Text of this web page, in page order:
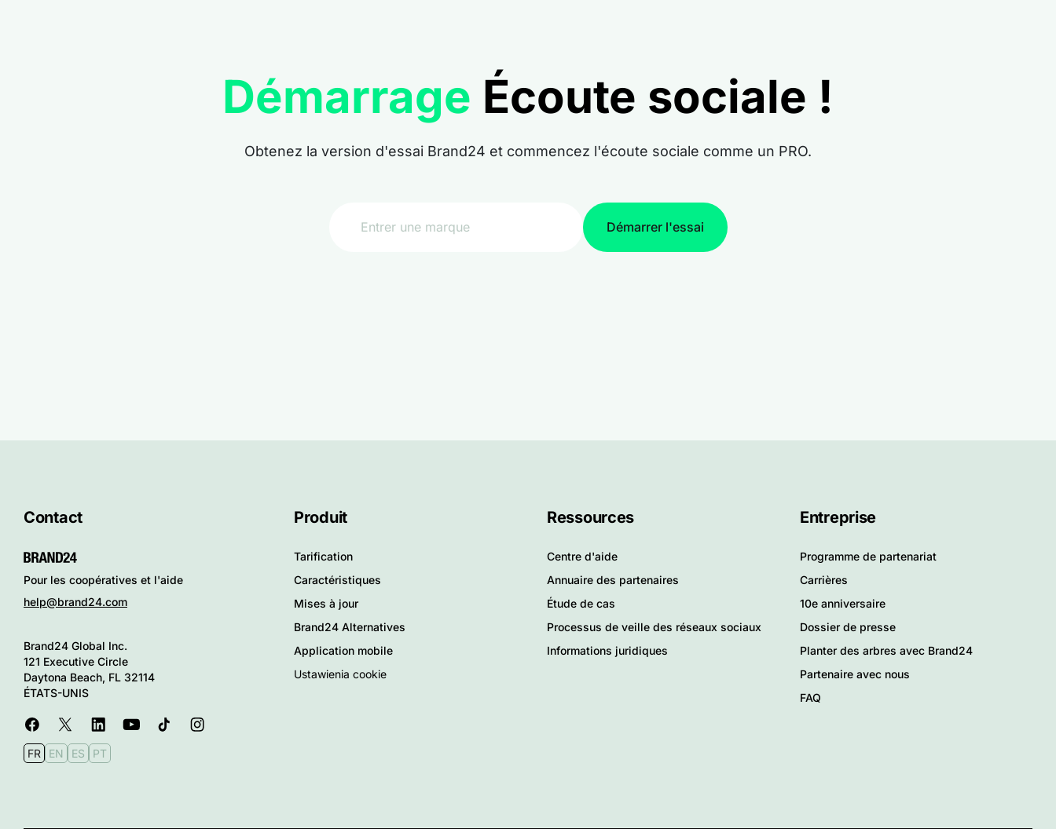
Démarrage Écoute sociale !
Obtenez la version d'essai Brand24 et commencez l'écoute sociale comme un PRO.
Démarrer l'essai
Contact
Pour les coopératives et l'aide
help@brand24.com
Brand24 Global Inc.
121 Executive Circle
Daytona Beach, FL 32114
ÉTATS-UNIS
FR EN ES PT
Produit
Tarification
Caractéristiques
Mises à jour
Brand24 Alternatives
Application mobile
Ustawienia cookie
Ressources
Centre d'aide
Annuaire des partenaires
Étude de cas
Processus de veille des réseaux sociaux
Informations juridiques
Entreprise
Programme de partenariat
Carrières
10e anniversaire
Dossier de presse
Planter des arbres avec Brand24
Partenaire avec nous
FAQ